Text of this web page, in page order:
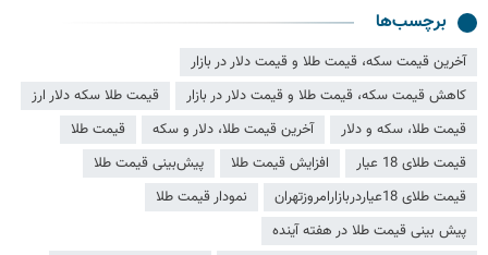
برچسب‌ها
آخرین قیمت سکه، قیمت طلا و قیمت دلار در بازار
کاهش قیمت سکه، قیمت طلا و قیمت دلار در بازار
قیمت طلا سکه دلار ارز
قیمت طلا، سکه و دلار
آخرین قیمت طلا، دلار و سکه
قیمت طلا
قیمت طلای 18 عیار
افزایش قیمت طلا
پیش‌بینی قیمت طلا
قیمت طلای 18عیاردربازارامروزتهران
نمودار قیمت طلا
پیش بینی قیمت طلا در هفته آینده